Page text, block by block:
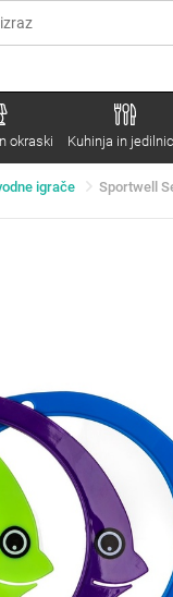
okraski Kuhinja in
igrače Sportwell